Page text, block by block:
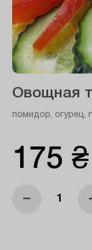
Овощная
помидор, огурец,
175 ₴
–